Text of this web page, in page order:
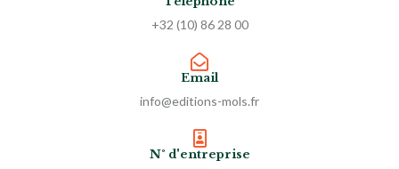
+32 (10) 86 28 00
Email
info@editions-mols.fr
N° d'entreprise